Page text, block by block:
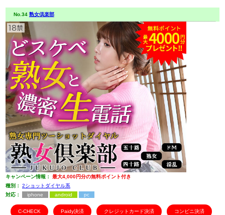
No.34 熟女倶楽部
キャンペーン情報：
最大4,000円分の無料ポイント付き
種別：
2ショットダイヤル系
対応：
iphone android pc
C-CHECK Paidy決済 クレジットカード決済 コンビニ決済